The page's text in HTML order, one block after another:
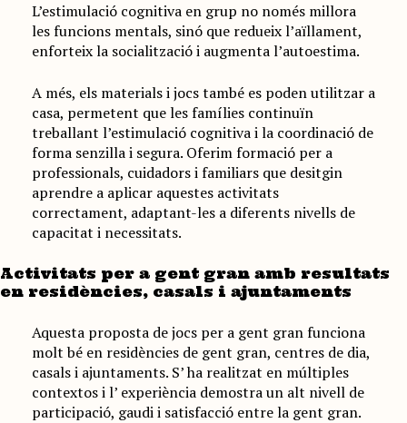
L’estimulació cognitiva en grup no només millora
les funcions mentals, sinó que redueix l’aïllament,
enforteix la socialització i augmenta l’autoestima.
A més, els materials i jocs també es poden utilitzar a
casa, permetent que les famílies continuïn
treballant l’estimulació cognitiva i la coordinació de
forma senzilla i segura. Oferim formació per a
professionals, cuidadors i familiars que desitgin
aprendre a aplicar aquestes activitats
correctament, adaptant-les a diferents nivells de
capacitat i necessitats.
Activitats per a gent gran amb resultats
en residències, casals i ajuntaments
Aquesta proposta de jocs per a gent gran funciona
molt bé en residències de gent gran, centres de dia,
casals i ajuntaments. S’ ha realitzat en múltiples
contextos i l’ experiència demostra un alt nivell de
participació, gaudi i satisfacció entre la gent gran.